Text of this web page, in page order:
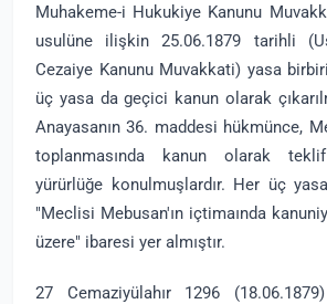
Muhakeme-i Hukukiye Kanunu
usulüne ilişkin 25.06.1879 tarihli
Cezaiye Kanunu Muvakkati) yasa
üç yasa da geçici kanun olarak
Anayasanın 36. maddesi hükmünce,
toplanmasında kanun olarak
yürürlüğe konulmuşlardır. Her üç
"Meclisi Mebusan'ın içtimaında
üzere" ibaresi yer almıştır.
27 Cemaziyülahır 1296